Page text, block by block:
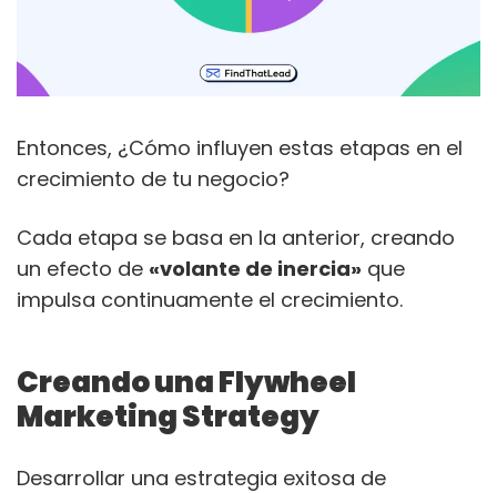
Entonces, ¿Cómo influyen estas etapas en el
crecimiento de tu negocio?
Cada etapa se basa en la anterior, creando
un efecto de «volante de inercia» que
impulsa continuamente el crecimiento.
Creando una Flywheel
Marketing Strategy
Desarrollar una estrategia exitosa de